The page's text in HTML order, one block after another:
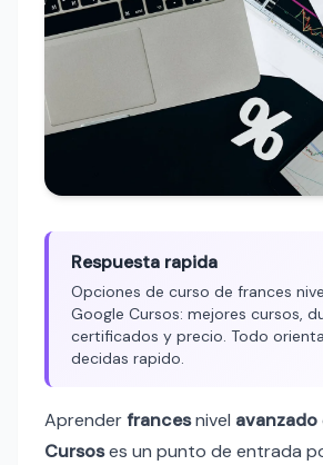
Respuesta rapida
Opciones de curso de frances
Google Cursos: mejores cursos,
certificados y precio. Todo
decidas rapido.
Aprenderfrancesnivel avanzado
Cursoses un punto de entrada